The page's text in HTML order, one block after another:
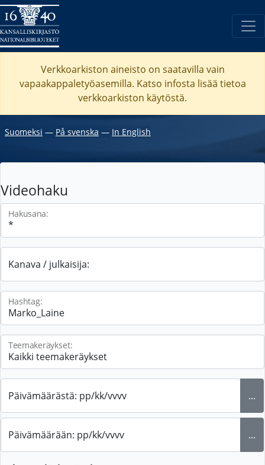
Verkkoarkiston aineisto on saatavilla vain
vapaakappaletyöasemilla. Katso infosta lisää tietoa
verkkoarkiston käytöstä.
Suomeksi ― På svenska ― In English
Videohaku
Hakusana:
Kanava / julkaisija:
Hashtag:
Teemakeräykset:
Päivämäärästä: pp/kk/vvvv ...
Päivämäärään: pp/kk/vvvv ...